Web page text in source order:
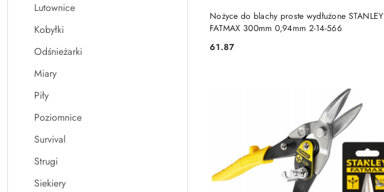
Lutownice
Kobyłki
Odśnieżarki
Miary
Piły
Poziomnice
Survival
Strugi
Siekiery
Nożyce do blachy proste wydłużone STANLEY
FATMAX 300mm 0,94mm 2-14-566
Cena:
61.87
PRODUKT NIEDOSTĘPNY